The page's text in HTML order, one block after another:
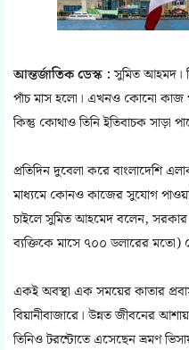
আন্তর্জাতিক ডেস্ক :সুমিত আহমদ।
পাঁচ মাস হলো। এখনও কোনো কাজ
কিন্তু কোথাও তিনি ইতিবাচক সাড়া
প্রতিদিন দুবেলা করে বাংলাদেশি
মাধ্যমে কোনও কাজের সুযোগ
চাইলে সুমিত আহমেদ বলেন, সরকার
ব্যক্তিকে মাসে ৭০০ ডলারের
একই অবস্থা এক সময়ের কাতার
বিয়ানীবাজারে। উন্নত জীবনের
তিনিও টরন্টোতে এসেছেন ভ্রমণ